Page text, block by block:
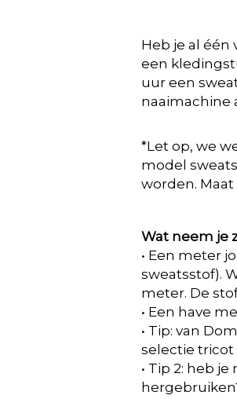
Heb je al één
een
uur een
naaimachine
*Let op, we
model
worden.
Wat neem je
• Een meter
sweatsstof).
meter. De
• Een have
• Tip: van
selectie tricot
• Tip 2: heb